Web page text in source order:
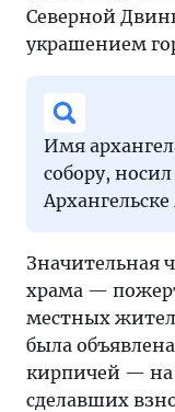
Северной
украшением
Имя
собору,
Значительная
храма —
местных
была
кирпичей — на
сделавших